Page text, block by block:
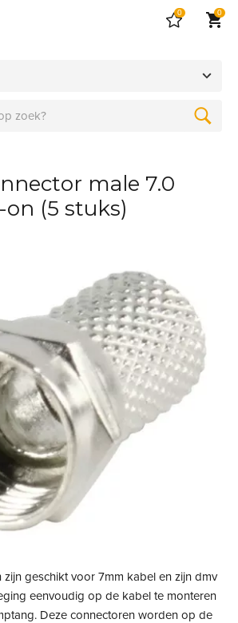
0 0
male 7.0
(5 stuks)
zijn geschikt voor 7mm kabel en zijn dmv
eenvoudig op de kabel te monteren
Deze connectoren worden op de